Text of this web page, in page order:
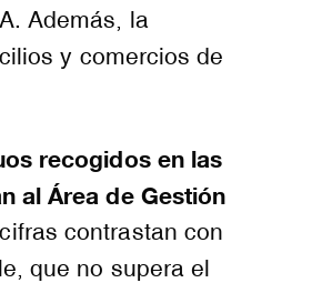
Además, la
y comercios de
recogidos en las
al Área de Gestión
contrastan con
que no supera el